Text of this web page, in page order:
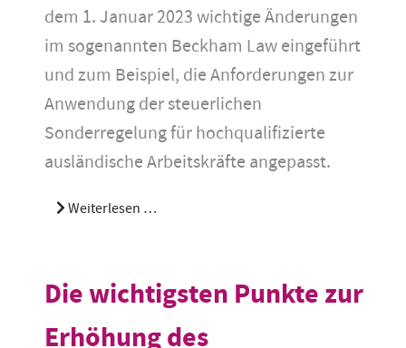
dem 1. Januar 2023 wichtige Änderungen
im sogenannten Beckham Law eingeführt
und zum Beispiel, die Anforderungen zur
Anwendung der steuerlichen
Sonderregelung für hochqualifizierte
ausländische Arbeitskräfte angepasst.
Weiterlesen …
Die wichtigsten Punkte zur
Erhöhung des